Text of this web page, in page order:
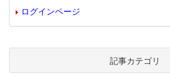
ログインページ
記事カテゴリ